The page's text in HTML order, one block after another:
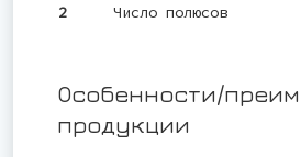
2
Число полюсов
Особенности/
продукции